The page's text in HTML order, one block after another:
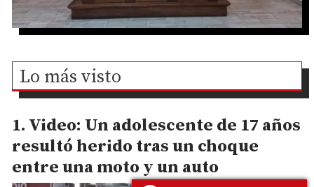
Lo más visto
Video: Un adolescente de 17 años
resultó herido tras un choque
entre una moto y un auto